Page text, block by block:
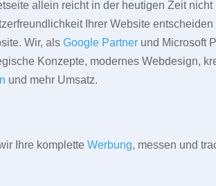
allein reicht in der heutigen Zeit
Ihrer Website
Wir, alsGoogle Partner und Microsoft
Konzepte, modernes Webdesign,
und mehr Umsatz.
Ihre kompletteWerbung, messen und